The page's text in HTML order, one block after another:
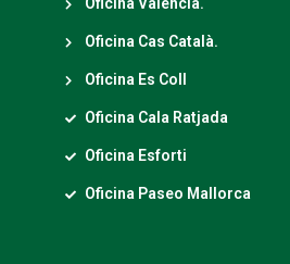
Oficina Cas Català.
Oficina Es Coll
Oficina Cala Ratjada
Oficina Esforti
Oficina Paseo Mallorca